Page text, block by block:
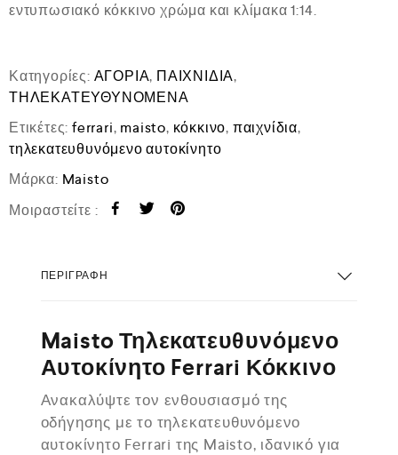
εντυπωσιακό κόκκινο χρώμα και κλίμακα 1:14.
Κατηγορίες: ΑΓΟΡΙΑ, ΠΑΙΧΝΙΔΙΑ,
ΤΗΛΕΚΑΤΕΥΘΥΝΟΜΕΝΑ
Ετικέτες: ferrari, maisto, κόκκινο, παιχνίδια,
τηλεκατευθυνόμενο αυτοκίνητο
Μάρκα: Maisto
Μοιραστείτε :
ΠΕΡΙΓΡΑΦΉ
Maisto Τηλεκατευθυνόμενο
Αυτοκίνητο Ferrari Κόκκινο
Ανακαλύψτε τον ενθουσιασμό της
οδήγησης με το τηλεκατευθυνόμενο
αυτοκίνητο Ferrari της Maisto, ιδανικό για